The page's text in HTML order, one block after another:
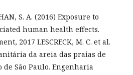
S. A. (2016) Exposure to
human health effects.
2017 LESCRECK, M. C. et al.
da areia das praias de
São Paulo. Engenharia